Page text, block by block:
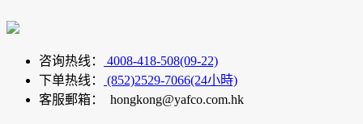
咨询热线：
4008-418-508(09-22)
下单热线：
(852)2529-7066(24小時)
客服郵箱： hongkong@yafco.com.hk